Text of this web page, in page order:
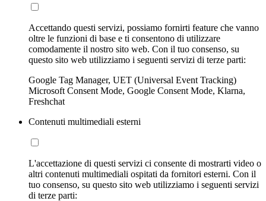
Accettando questi servizi, possiamo fornirti feature che vanno
oltre le funzioni di base e ti consentono di utilizzare
comodamente il nostro sito web. Con il tuo consenso, su
questo sito web utilizziamo i seguenti servizi di terze parti:
Google Tag Manager, UET (Universal Event Tracking)
Microsoft Consent Mode, Google Consent Mode, Klarna,
Freshchat
Contenuti multimediali esterni
L'accettazione di questi servizi ci consente di mostrarti video o
altri contenuti multimediali ospitati da fornitori esterni. Con il
tuo consenso, su questo sito web utilizziamo i seguenti servizi
di terze parti: